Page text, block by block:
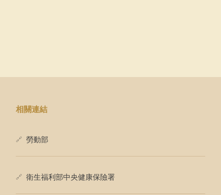
相關連結
勞動部
衛生福利部中央健康保險署